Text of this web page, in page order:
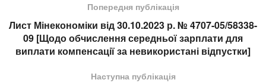
Попередня публікація
Лист Мінекономіки від 30.10.2023 р. № 4707-05/58338-
09 [Щодо обчислення середньої зарплати для
виплати компенсації за невикористані відпустки]
Наступна публікація